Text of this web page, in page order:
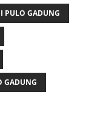
PULO GADUNG
GADUNG